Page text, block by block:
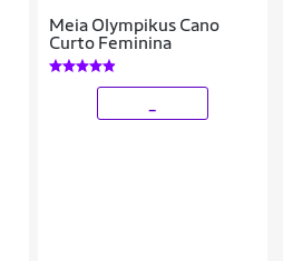
Meia Olympikus Cano
Curto Feminina